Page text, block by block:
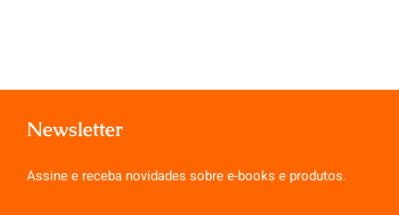
Newsletter
Assine e receba novidades sobre e-books e produtos.